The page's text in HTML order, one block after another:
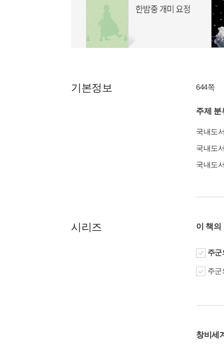
기본정보 644쪽
주제 분
국내도
국내도
국내도
시리즈 이 책의
주군
주군
창비세